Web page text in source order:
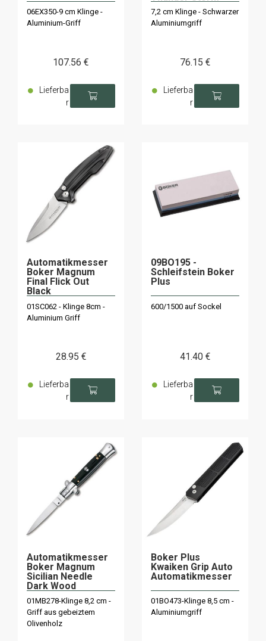
06EX350-9 cm Klinge -
Aluminium-Griff
107.56 €
Lieferba
r
Messer
7,2 cm Klinge - Schwarzer
Aluminiumgriff
76.15 €
Lieferba
r
Automatikmesser
Boker Magnum
Final Flick Out
Black
01SC062 - Klinge 8cm -
Aluminium Griff
28.95 €
Lieferba
r
09BO195 -
Schleifstein Boker
Plus
600/1500 auf Sockel
41.40 €
Lieferba
r
Automatikmesser
Boker Magnum
Sicilian Needle
Dark Wood
01MB278-Klinge 8,2 cm -
Griff aus gebeiztem
Olivenholz
Boker Plus
Kwaiken Grip Auto
Automatikmesser
01BO473-Klinge 8,5 cm -
Aluminiumgriff